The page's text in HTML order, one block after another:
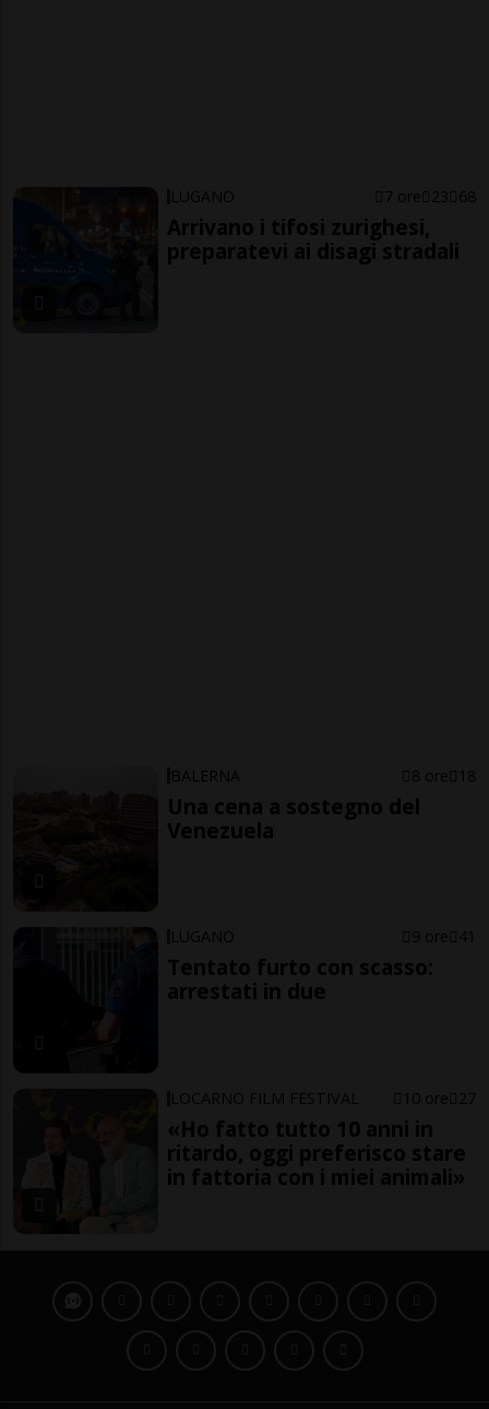
LUGANO 7 ore 23 68
Arrivano i tifosi zurighesi,
preparatevi ai disagi stradali
BALERNA 8 ore 18
Una cena a sostegno del
Venezuela
LUGANO 9 ore 41
Tentato furto con scasso:
arrestati in due
LOCARNO FILM FESTIVAL 10 ore 27
«Ho fatto tutto 10 anni in
ritardo, oggi preferisco stare
in fattoria con i miei animali»